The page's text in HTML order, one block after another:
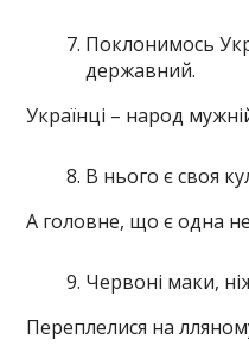
Поклонимось
державний.
Українці – народ
В нього є своя
А головне, що є одна
Червоні маки,
Переплелися на